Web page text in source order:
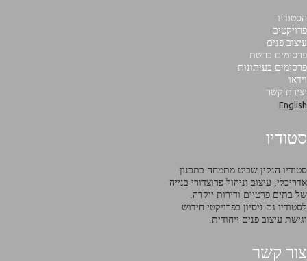
הסטודיו
פרויקטים
עיצוב פנים
פרסומים ברשת
פרסומים בעיתונות
וידאו
יצירת קשר
English
סטודיו
סטודיו הנקין שביט מתמחה בתכנון
אדריכלי, עיצוב וניהול פרוצדורי בנייה
של בתים פרטיים ודירות יוקרה.
לסטודיו גם ניסיון בפרויקטי חידוש
וגישת עיצוב פנים ייחודית.
צור קשר